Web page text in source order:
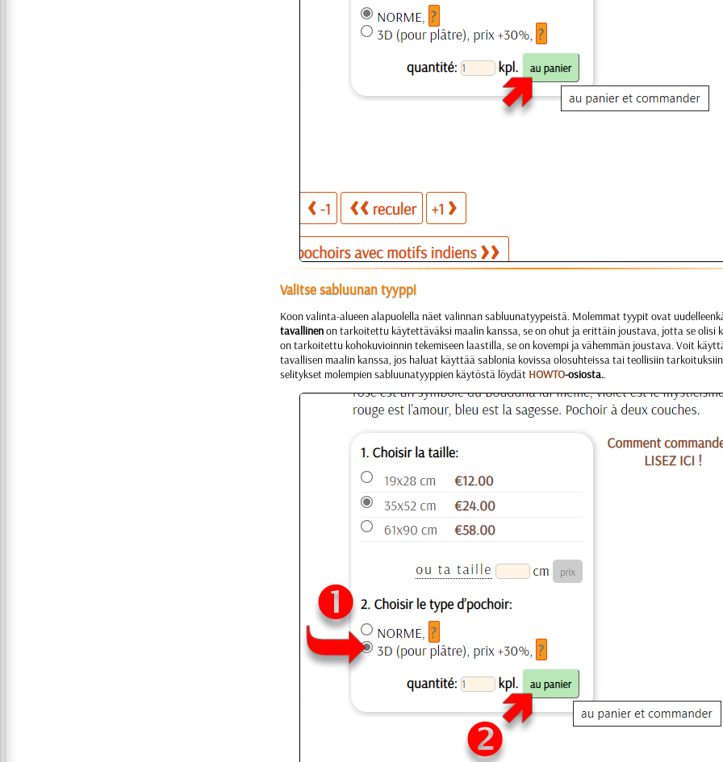
Valitse sabluunan tyyppi
Koon valinta-alueen alapuolella näet valinnan sabluunatyypeistä. Molemmat tyypit ovat
tavallinenon tarkoitettu käytettäväksi maalin kanssa, se on ohut ja erittäin joustava, jotta se olisi
on tarkoitettu kohokuvioinnin tekemiseen laastilla, se on kovempi ja vähemmän joustava. Voit
tavallisen maalin kanssa, jos haluat käyttää sablonia kovissa olosuhteissa tai teollisiin
selitykset molempien sabluunatyyppien käytöstä löydät HOWTO-osiosta..